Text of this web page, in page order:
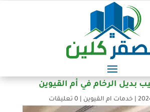
بديل الرخام في أم القيوين
خدمات ام القيوين 0 تعليقات